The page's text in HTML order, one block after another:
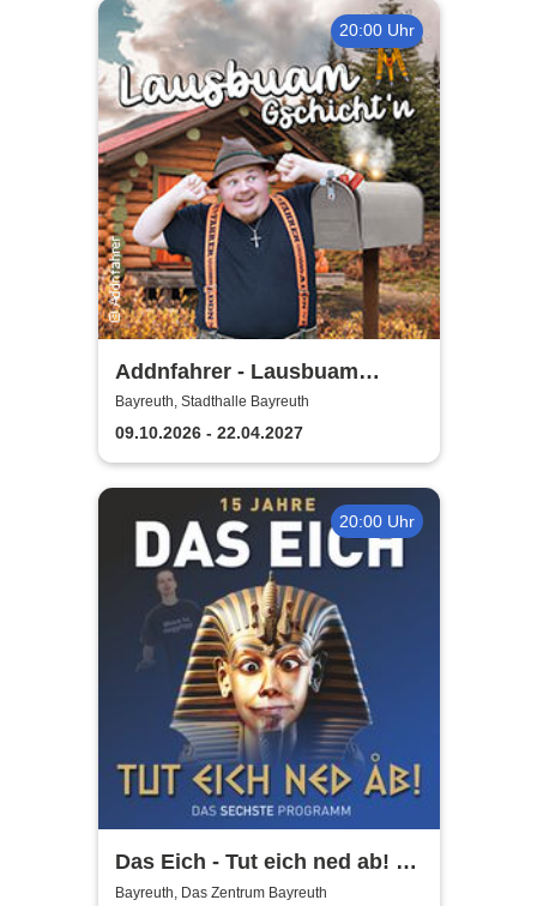
20:00 Uhr
Addnfahrer - Lausbuam
Gschicht'n
Bayreuth, Stadthalle Bayreuth
09.10.2026 - 22.04.2027
20:00 Uhr
Das Eich - Tut eich ned ab! -
Stefan Eichner | Musik-
Bayreuth, Das Zentrum Bayreuth